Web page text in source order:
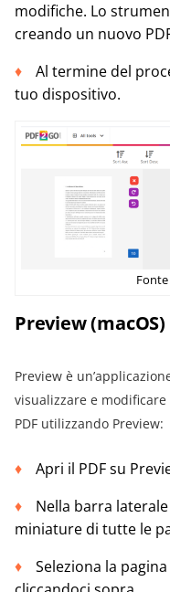
modifiche. Lo
creando un nuovo
Al termine del
tuo dispositivo.
Preview (macOS)
Preview è
visualizzare e
PDF utilizzando Preview:
Apri il PDF su
Nella barra
miniature di tutte le
Seleziona la